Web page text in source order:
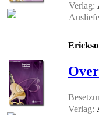
Verlag:
Verlag: